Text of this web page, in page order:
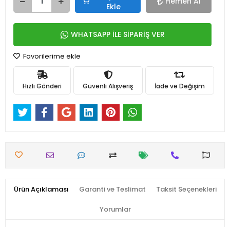
Ekle
WHATSAPP İLE SİPARİŞ VER
Favorilerime ekle
Hızlı Gönderi Güvenli Alışveriş İade ve Değişim
Ürün Açıklaması Garanti ve Teslimat Taksit Seçenekleri
Yorumlar